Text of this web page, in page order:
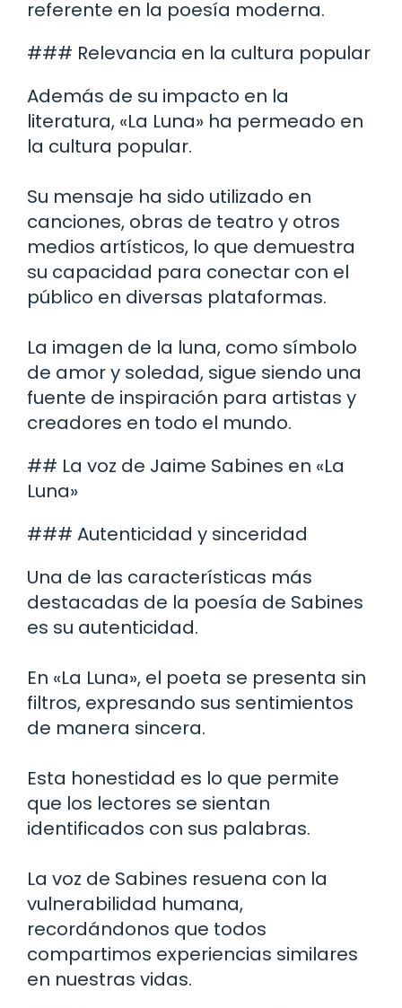
referente en la poesía moderna.
### Relevancia en la cultura popular
Además de su impacto en la
literatura, «La Luna» ha permeado en
la cultura popular.
Su mensaje ha sido utilizado en
canciones, obras de teatro y otros
medios artísticos, lo que demuestra
su capacidad para conectar con el
público en diversas plataformas.
La imagen de la luna, como símbolo
de amor y soledad, sigue siendo una
fuente de inspiración para artistas y
creadores en todo el mundo.
## La voz de Jaime Sabines en «La
Luna»
### Autenticidad y sinceridad
Una de las características más
destacadas de la poesía de Sabines
es su autenticidad.
En «La Luna», el poeta se presenta sin
filtros, expresando sus sentimientos
de manera sincera.
Esta honestidad es lo que permite
que los lectores se sientan
identificados con sus palabras.
La voz de Sabines resuena con la
vulnerabilidad humana,
recordándonos que todos
compartimos experiencias similares
en nuestras vidas.